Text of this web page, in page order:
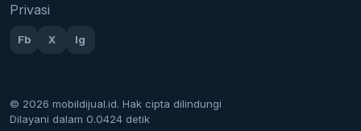
Privasi
Fb X Ig
© 2026 mobildijual.id. Hak cipta dilindungi
Dilayani dalam 0.0424 detik